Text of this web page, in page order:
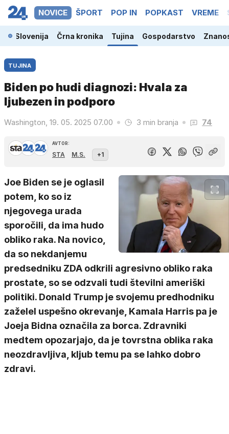
NOVICE ŠPORT POP IN POPKAST VREME
Slovenija Črna kronika Tujina Gospodarstvo
TUJINA
Biden po hudi diagnozi: Hvala za
ljubezen in podporo
Washington, 19. 05. 2025 07.00 3 min branja 74
AVTOR:
STA M.S. +1
Joe Biden se je oglasil
potem, ko so iz
njegovega urada
sporočili, da ima hudo
obliko raka. Na novico,
da so nekdanjemu
predsedniku ZDA odkrili agresivno obliko raka
prostate, so se odzvali tudi številni ameriški
politiki. Donald Trump je svojemu predhodniku
zaželel uspešno okrevanje, Kamala Harris pa je
Joeja Bidna označila za borca. Zdravniki
medtem opozarjajo, da je tovrstna oblika raka
neozdravljiva, kljub temu pa se lahko dobro
zdravi.